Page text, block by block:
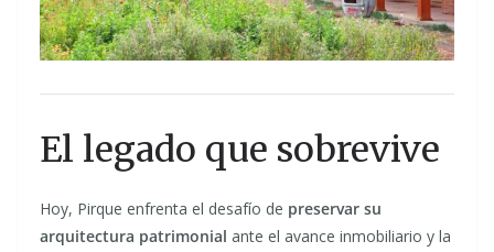
El legado que sobrevive
Hoy, Pirque enfrenta el desafío de preservar su
arquitectura patrimonial ante el avance inmobiliario y la